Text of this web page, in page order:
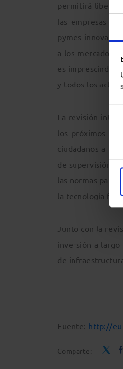
permitirá liberar
las empresas
pymes
a los mercados
es
y todos los
La revisión
los próximos
ciudadanos a
de supervisión
las normas para
la tecnología
Junto con la
inversión a largo
de
Fuente: http://
Comparte: